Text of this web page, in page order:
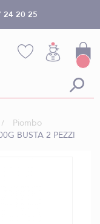
24 20 25
Piombo
BUSTA 2 PEZZI